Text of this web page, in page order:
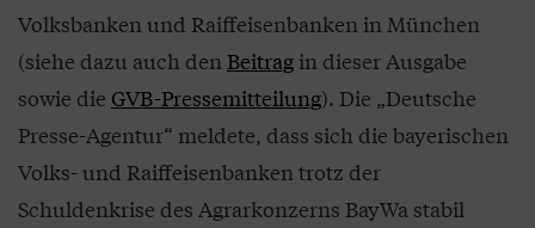
Volksbanken und Raiffeisenbanken in München
(siehe dazu auch den Beitrag in dieser Ausgabe
sowie die GVB-Pressemitteilung). Die „Deutsche
Presse-Agentur“ meldete, dass sich die bayerischen
Volks- und Raiffeisenbanken trotz der
Schuldenkrise des Agrarkonzerns BayWa stabil